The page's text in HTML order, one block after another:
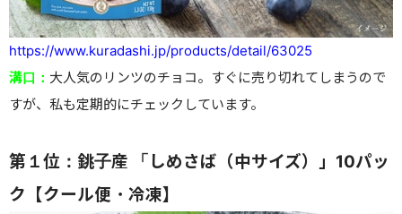
https://www.kuradashi.jp/products/detail/63025
溝口： 大人気のリンツのチョコ。すぐに売り切れてしまうので
すが、私も定期的にチェックしています。
第１位：銚子産 「しめさば（中サイズ）」10パッ
ク【クール便・冷凍】